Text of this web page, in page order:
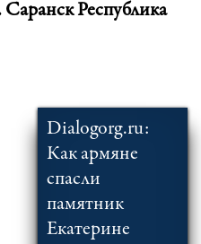
Саранск Республика
Dialogorg.ru:
Как армяне
спасли
памятник
Екатерине